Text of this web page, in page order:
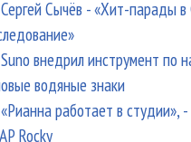
Сергей Сычёв - «Хит-парады
Suno внедрил инструмент по
водяные знаки
«Рианна работает в студии»,
Rocky